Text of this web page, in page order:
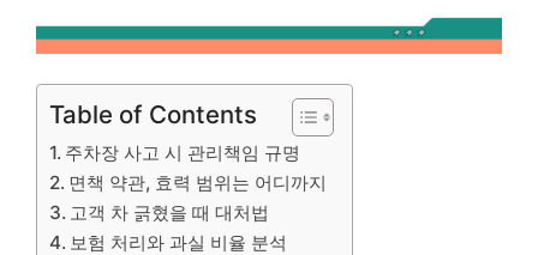
Table of Contents
주차장 사고 시 관리책임 규명
면책 약관, 효력 범위는 어디까지
고객 차 긁혔을 때 대처법
보험 처리와 과실 비율 분석